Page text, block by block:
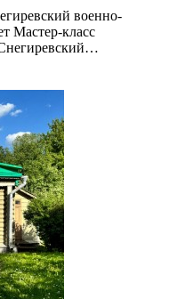
военно-
Мастер-класс